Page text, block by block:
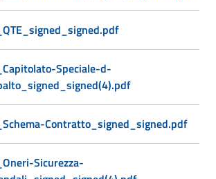
Speciale-d-
Contratto_signed_signed.pdf
Sicurezza-